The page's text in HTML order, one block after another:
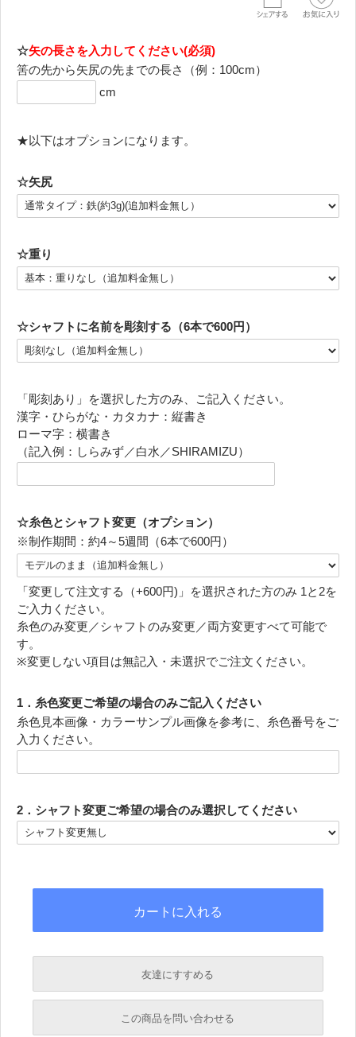
☆矢の長さを入力してください(必須)
筈の先から矢尻の先までの長さ（例：100cm）
cm
★以下はオプションになります。
☆矢尻
☆重り
☆シャフトに名前を彫刻する（6本で600円）
「彫刻あり」を選択した方のみ、ご記入ください。
漢字・ひらがな・カタカナ：縦書き
ローマ字：横書き
（記入例：しらみず／白水／SHIRAMIZU）
☆糸色とシャフト変更（オプション）
※制作期間：約4～5週間（6本で600円）
「変更して注文する（+600円)」を選択された方のみ 1と2を
ご入力ください。
糸色のみ変更／シャフトのみ変更／両方変更すべて可能で
す。
※変更しない項目は無記入・未選択でご注文ください。
1．糸色変更ご希望の場合のみご記入ください
糸色見本画像・カラーサンプル画像を参考に、糸色番号をご
入力ください。
2．シャフト変更ご希望の場合のみ選択してください
友達にすすめる
必須
この商品を問い合わせる